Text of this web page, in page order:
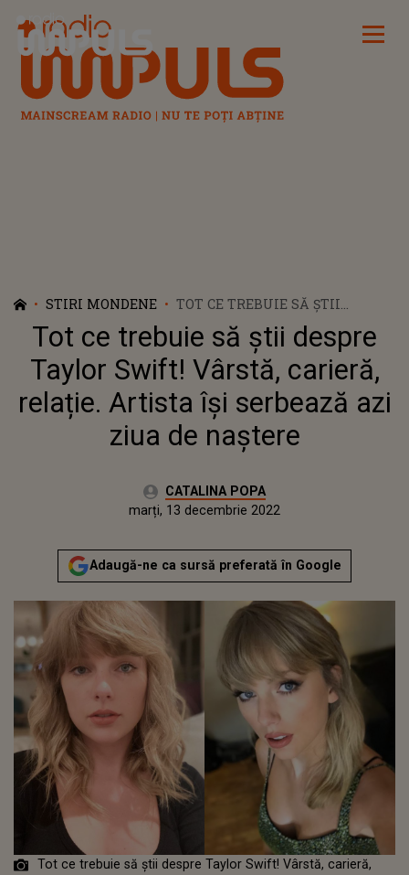
Radio Impuls
STIRI MONDENE
TOT CE TREBUIE SĂ ȘTII
DESPRE TAYLOR SWIFT! VÂRSTĂ,
CARIERĂ, RELAȚIE. ARTISTA ÎȘI
SERBEAZĂ AZI ZIUA DE
NAȘTERE
Tot ce trebuie să știi despre
Taylor Swift! Vârstă, carieră,
relație. Artista își serbează azi
ziua de naștere
Autor:CATALINA POPA
luni, 12 decembrie 2022Actualizat:
marți, 13 decembrie 2022
Adaugă-ne ca sursă preferată în Google
Tot ce trebuie să știi despre Taylor Swift! Vârstă, carieră,